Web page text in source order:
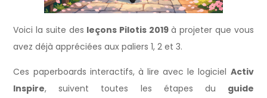
Voici la suite des leçons Pilotis 2019à projeter que vous
avez déjà appréciées aux paliers 1, 2 et 3.
Ces paperboards interactifs, à lire avec le logiciel Activ
Inspire, suivent toutes les étapes du guide